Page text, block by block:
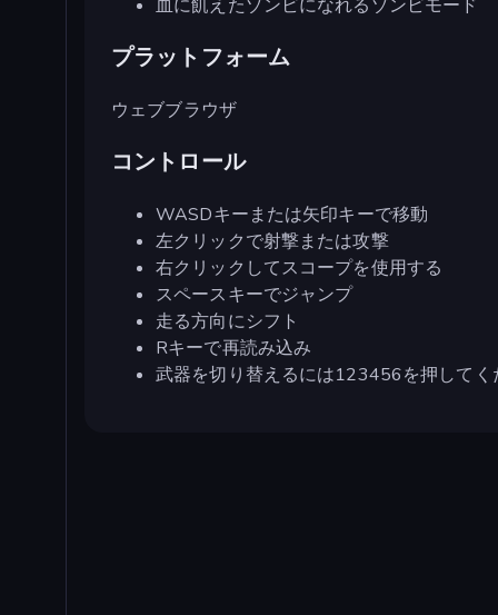
血に飢えたゾンビになれるゾンビモード
プラットフォーム
ウェブブラウザ
コントロール
WASDキーまたは矢印キーで移動
左クリックで射撃または攻撃
右クリックしてスコープを使用する
スペースキーでジャンプ
走る方向にシフト
Rキーで再読み込み
武器を切り替えるには123456を押してく